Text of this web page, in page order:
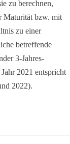
zu berechnen,
Maturität bzw. mit
zu einer
betreffende
3-Jahres-
2021 entspricht
2022).